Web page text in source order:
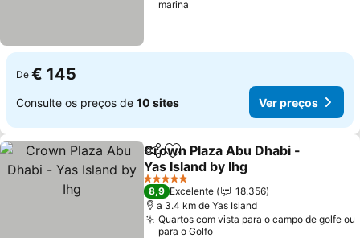
marina
De € 145
Consulte os preços de 10 sites Ver preços
PartilharAdicionar aos favoritos
Crown Plaza Abu Dhabi -
Yas Island by Ihg
Ver preços
5 Estrelas
8,9 Excelente
18.356
a 3.4 km de Yas Island
Quartos com vista para o campo de golfe ou
para o Golfo